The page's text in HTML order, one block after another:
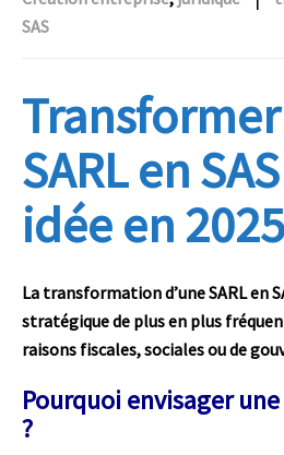
SAS
SARL en
idée en
La transformation d’une SARL en
stratégique de plus en plus
raisons fiscales, sociales ou de
Pourquoi envisager
?